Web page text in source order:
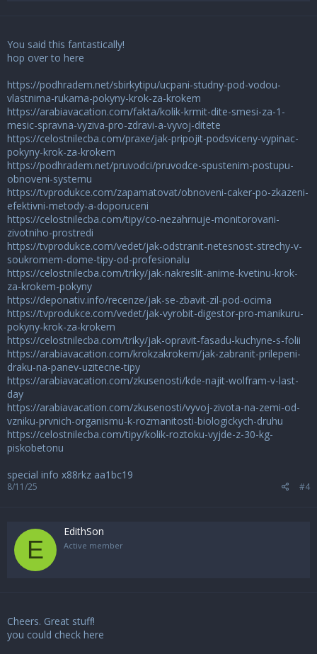
You said this fantastically!
hop over to here
https://podhradem.net/sbirkytipu/ucpani-studny-pod-vodou-
vlastnima-rukama-pokyny-krok-za-krokem
https://arabiavacation.com/fakta/kolik-krmit-dite-smesi-za-1-
mesic-spravna-vyziva-pro-zdravi-a-vyvoj-ditete
https://celostnilecba.com/praxe/jak-pripojit-podsviceny-vypinac-
pokyny-krok-za-krokem
https://podhradem.net/pruvodci/pruvodce-spustenim-postupu-
obnoveni-systemu
https://tvprodukce.com/zapamatovat/obnoveni-caker-po-zkazeni-
efektivni-metody-a-doporuceni
https://celostnilecba.com/tipy/co-nezahrnuje-monitorovani-
zivotniho-prostredi
https://tvprodukce.com/vedet/jak-odstranit-netesnost-strechy-v-
soukromem-dome-tipy-od-profesionalu
https://celostnilecba.com/triky/jak-nakreslit-anime-kvetinu-krok-
za-krokem-pokyny
https://deponativ.info/recenze/jak-se-zbavit-zil-pod-ocima
https://tvprodukce.com/vedet/jak-vyrobit-digestor-pro-manikuru-
pokyny-krok-za-krokem
https://celostnilecba.com/triky/jak-opravit-fasadu-kuchyne-s-folii
https://arabiavacation.com/krokzakrokem/jak-zabranit-prilepeni-
draku-na-panev-uzitecne-tipy
https://arabiavacation.com/zkusenosti/kde-najit-wolfram-v-last-
day
https://arabiavacation.com/zkusenosti/vyvoj-zivota-na-zemi-od-
vzniku-prvnich-organismu-k-rozmanitosti-biologickych-druhu
https://celostnilecba.com/tipy/kolik-roztoku-vyjde-z-30-kg-
piskobetonu
special info x88rkz aa1bc19
8/11/25 #4
E
EdithSon
Active member
Cheers. Great stuff!
you could check here